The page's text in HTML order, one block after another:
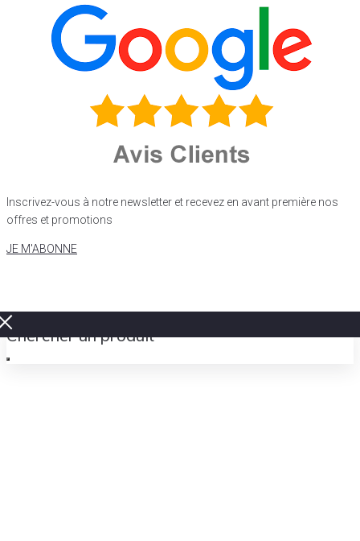
Inscrivez-vous à notre newsletter et recevez en avant première nos
offres et promotions
JE M'ABONNE